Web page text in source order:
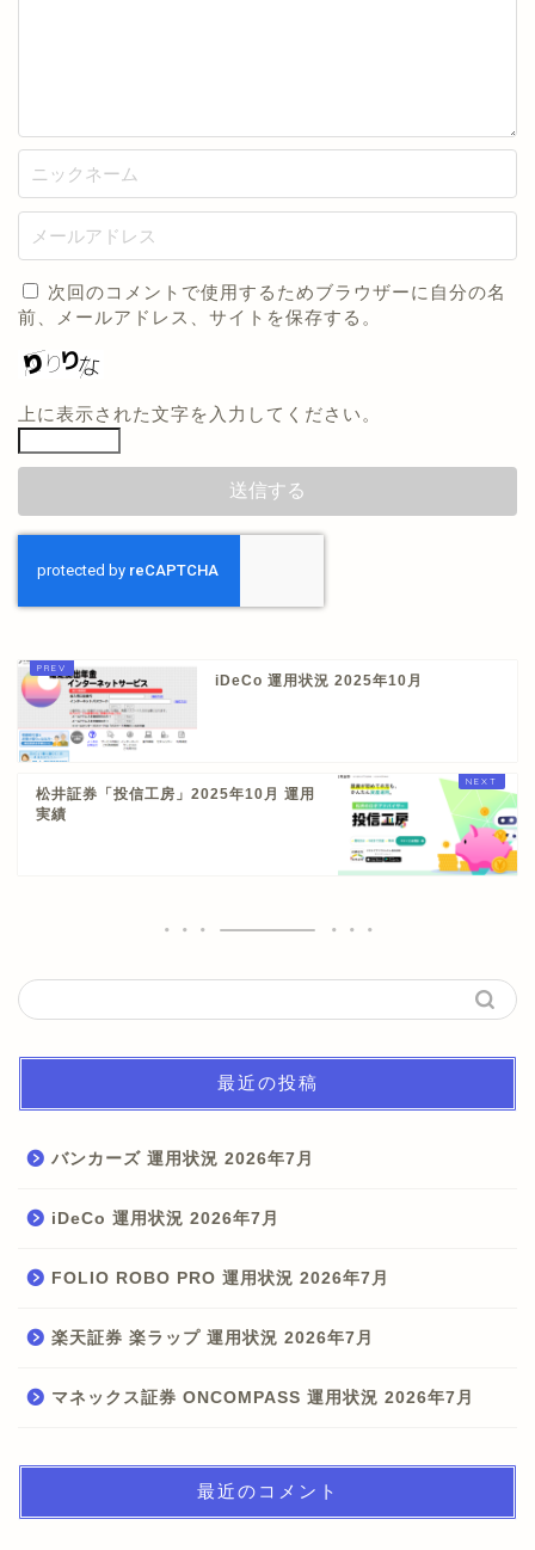
次回のコメントで使用するためブラウザーに自分の名
前、メールアドレス、サイトを保存する。
上に表示された文字を入力してください。
iDeCo 運用状況 2025年10月
松井証券「投信工房」2025年10月 運用
実績
最近の投稿
バンカーズ 運用状況 2026年7月
iDeCo 運用状況 2026年7月
FOLIO ROBO PRO 運用状況 2026年7月
楽天証券 楽ラップ 運用状況 2026年7月
マネックス証券 ONCOMPASS 運用状況 2026年7月
最近のコメント